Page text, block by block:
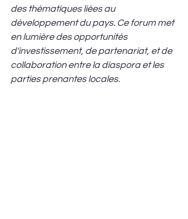
des thématiques liées au
développement du pays. Ce forum met
en lumière des opportunités
d'investissement, de partenariat, et de
collaboration entre la diaspora et les
parties prenantes locales.